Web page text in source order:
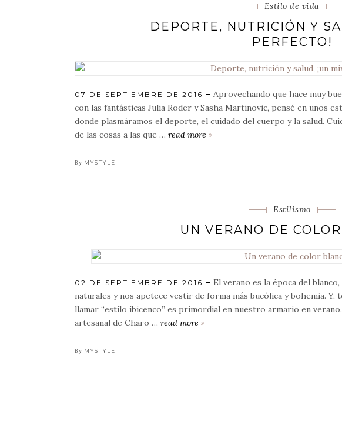
Categorias
Estilo de vida
DEPORTE, NUTRICIÓN Y
PERFECTO!
POSTED
ON
07 DE SEPTIEMBRE DE 2016
Aprovechando que hace muy
con las fantásticas Julia Roder y Sasha Martinovic, pensé en unos
donde plasmáramos el deporte, el cuidado del cuerpo y la salud.
de las cosas a las que … read more
deporte,
By MYSTYLE
Categorias
Estilismo
UN VERANO DE
POSTED
ON
02 DE SEPTIEMBRE DE 2016
El verano es la época del
naturales y nos apetece vestir de forma más bucólica y bohemia.
llamar “estilo ibicenco” es primordial en nuestro armario en
artesanal de Charo … read more
un
By MYSTYLE